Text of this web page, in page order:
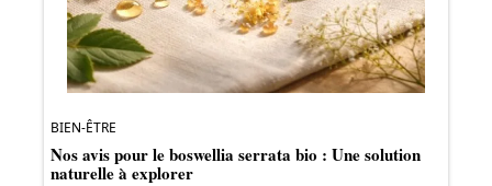
BIEN-ÊTRE
Nos avis pour le boswellia serrata bio : Une solution
naturelle à explorer